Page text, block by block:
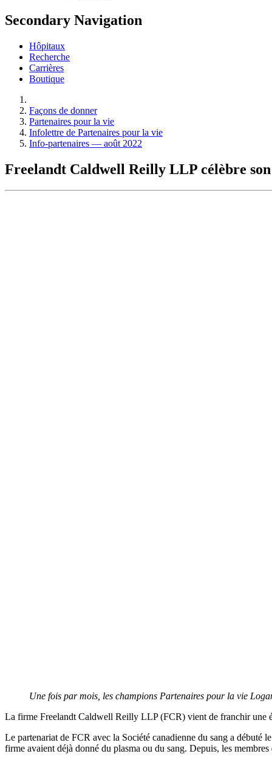
Secondary Navigation
Hôpitaux
Recherche
Carrières
Boutique
Façons de donner
Partenaires pour la vie
Infolettre de Partenaires pour la vie
Info-partenaires — août 2022
Freelandt Caldwell Reilly LLP célèbre
Une fois par mois, les champions Partenaires pour la vie
La firme Freelandt Caldwell Reilly LLP (FCR) vient de franchir une
Le partenariat de FCR avec la Société canadienne du sang a débuté
firme avaient déjà donné du plasma ou du sang. Depuis, les